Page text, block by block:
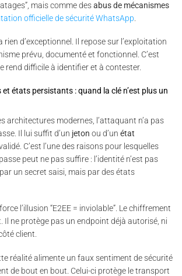
mais comme desabus de mécanismes
officielle de sécurité WhatsApp
rien d’exceptionnel. Il repose sur l’exploitation
prévu, documenté et fonctionnel. C’est
rend difficile à identifier et à contester.
états persistants : quand la clé n’est plus un
architectures modernes, l’attaquant n’a pas
Il lui suffit d’un jeton ou d’un état
C’est l’une des raisons pour lesquelles
peut ne pas suffire : l’identité n’est pas
un secret saisi, mais par des états
l’illusion “E2EE = inviolable”. Le chiffrement
Il ne protège pas un endpoint déjà autorisé, ni
client.
réalité alimente un faux sentiment de sécurité
de bout en bout. Celui-ci protège le transport